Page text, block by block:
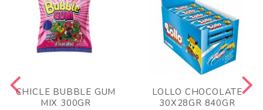
CHICLE BUBBLE GUM
MIX 300GR
LOLLO CHOCOLATE
30X28GR 840GR